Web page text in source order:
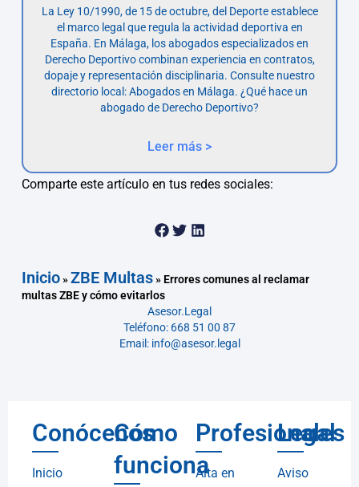
La Ley 10/1990, de 15 de octubre, del Deporte establece
el marco legal que regula la actividad deportiva en
España. En Málaga, los abogados especializados en
Derecho Deportivo combinan experiencia en contratos,
dopaje y representación disciplinaria. Consulte nuestro
directorio local: Abogados en Málaga. ¿Qué hace un
abogado de Derecho Deportivo?
Leer más >
Comparte este artículo en tus redes sociales:
Inicio»ZBE Multas» Errores comunes al reclamar
multas ZBE y cómo evitarlos
Asesor.Legal
Teléfono: 668 51 00 87
Email: info@asesor.legal
Conócenos
Inicio
Cómo
funciona
Profesionales
Alta en
Legal
Aviso